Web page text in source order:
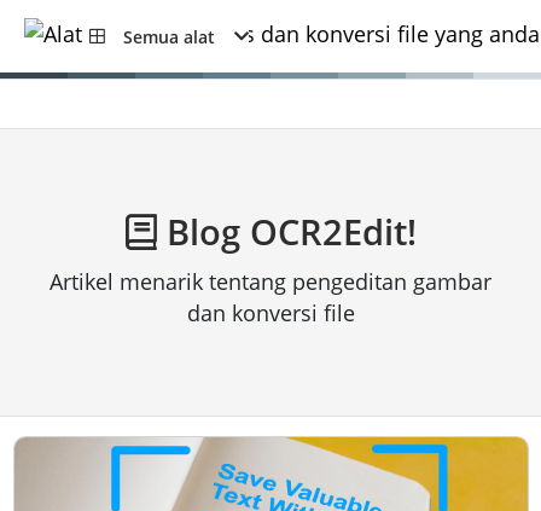
Semua alat
Blog OCR2Edit!
Artikel menarik tentang pengeditan gambar
dan konversi file